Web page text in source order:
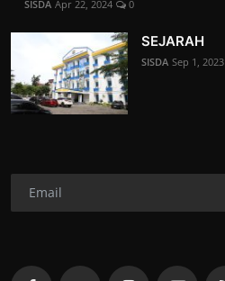
SISDA Apr 22, 2024 0
SEJARAH
SISDA Sep 1, 2023